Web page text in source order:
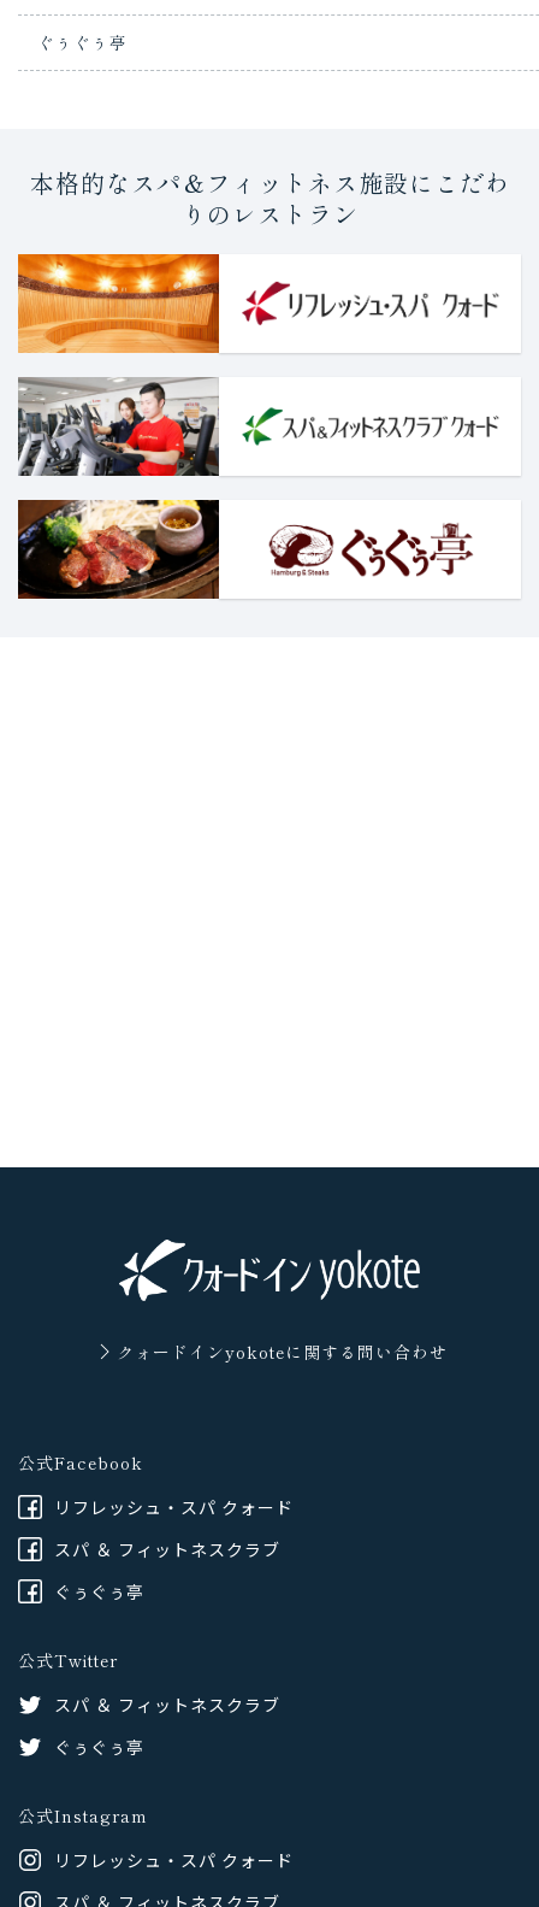
ぐぅぐぅ亭
本格的なスパ＆フィットネス施設にこだわ
りのレストラン
クォードインyokoteに 関する問い合わせ
公式Facebook
リフレッシュ・スパ クォード
スパ ＆ フィットネスクラブ
ぐぅぐぅ亭
公式Twitter
スパ ＆ フィットネスクラブ
ぐぅぐぅ亭
公式Instagram
リフレッシュ・スパ クォード
スパ ＆ フィットネスクラブ